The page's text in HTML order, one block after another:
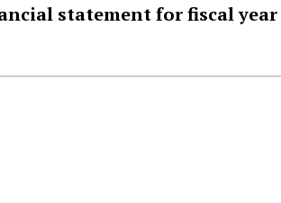
statement for fiscal year